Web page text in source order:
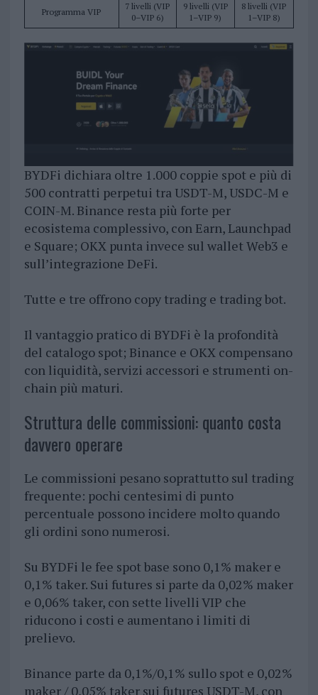
Programma VIP
7 livelli (VIP
0–VIP 6)
9 livelli (VIP
1–VIP 9)
8 livelli (VIP
1–VIP 8)
BYDFi dichiara oltre 1.000 coppie spot e più di
500 contratti perpetui tra USDT-M, USDC-M e
COIN-M. Binance resta più forte per
ecosistema complessivo, con Earn, Launchpad
e Square; OKX punta invece sul wallet Web3 e
sull’integrazione DeFi.
Tutte e tre offrono copy trading e trading bot.
Il vantaggio pratico di BYDFi è la profondità
del catalogo spot; Binance e OKX compensano
con liquidità, servizi accessori e strumenti on-
chain più maturi.
Struttura delle commissioni: quanto costa
davvero operare
Le commissioni pesano soprattutto sul trading
frequente: pochi centesimi di punto
percentuale possono incidere molto quando
gli ordini sono numerosi.
Su BYDFi le fee spot base sono 0,1% maker e
0,1% taker. Sui futures si parte da 0,02% maker
e 0,06% taker, con sette livelli VIP che
riducono i costi e aumentano i limiti di
prelievo.
Binance parte da 0,1%/0,1% sullo spot e 0,02%
maker / 0,05% taker sui futures USDT-M, con